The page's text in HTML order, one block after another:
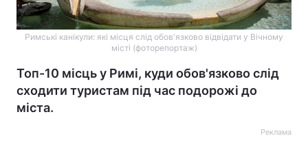
Римські канікули: які місця слід обов'язково відвідати у Вічному
місті (фоторепортаж)
Топ-10 місць у Римі, куди обов'язково слід
сходити туристам під час подорожі до
міста.
Реклама